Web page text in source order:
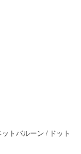
トバルーン / ドット